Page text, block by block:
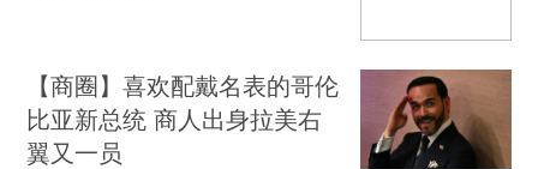
【商圈】喜欢配戴名表的哥伦
比亚新总统 商人出身拉美右
翼又一员